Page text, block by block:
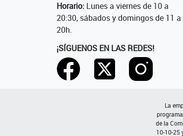
Horario: Lunes a viernes de 10 a
20:30, sábados y domingos de 11 a
20h.
¡SÍGUENOS EN LAS REDES!
La
de la
10-10-25